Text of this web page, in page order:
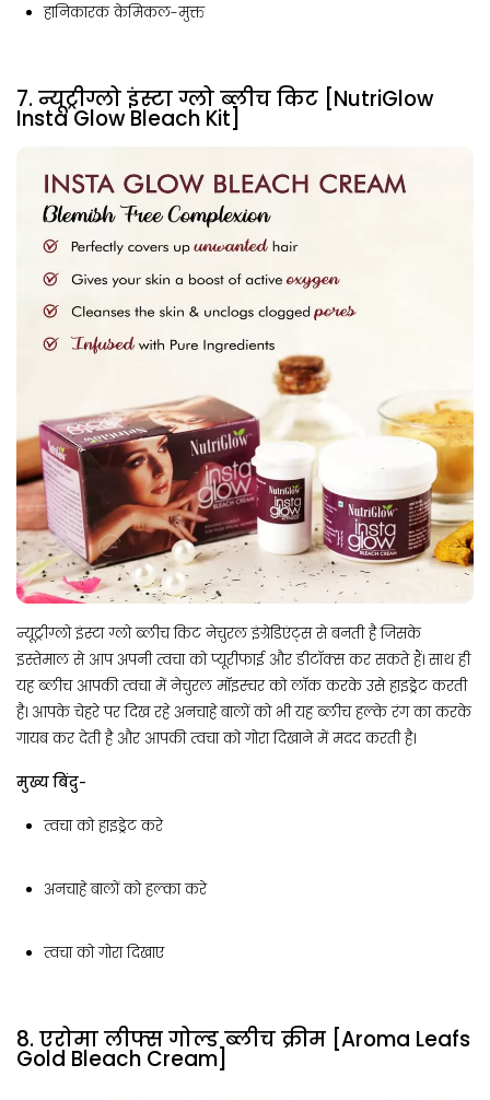
हानिकारक केमिकल-मुक्त
7. न्यूट्रीग्लो इंस्टा ग्लो ब्लीच किट [NutriGlow
Insta Glow Bleach Kit]
न्यूट्रीग्लो इंस्टा ग्लो ब्लीच किट नेचुरल इंग्रेडिएंट्स से बनती है जिसके
इस्तेमाल से आप अपनी त्वचा को प्यूरीफाई और डीटॉक्स कर सकते हैं। साथ ही
यह ब्लीच आपकी त्वचा में नेचुरल मॉइस्चर को लॉक करके उसे हाइड्रेट करती
है। आपके चेहरे पर दिख रहे अनचाहे बालों को भी यह ब्लीच हल्के रंग का करके
गायब कर देती है और आपकी त्वचा को गोरा दिखाने में मदद करती है।
मुख्य बिंदु-
त्वचा को हाइड्रेट करे
अनचाहे बालों को हल्का करे
त्वचा को गोरा दिखाए
8. एरोमा लीफ्स गोल्ड ब्लीच क्रीम [Aroma Leafs
Gold Bleach Cream]